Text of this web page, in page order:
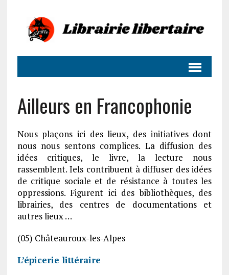
Ailleurs en Francophonie
Nous plaçons ici des lieux, des initiatives dont
nous nous sentons complices. La diffusion des
idées critiques, le livre, la lecture nous
rassemblent. Iels contribuent à diffuser des idées
de critique sociale et de résistance à toutes les
oppressions. Figurent ici des bibliothèques, des
librairies, des centres de documentations et
autres lieux …
(05) Châteauroux-les-Alpes
L’épicerie littéraire